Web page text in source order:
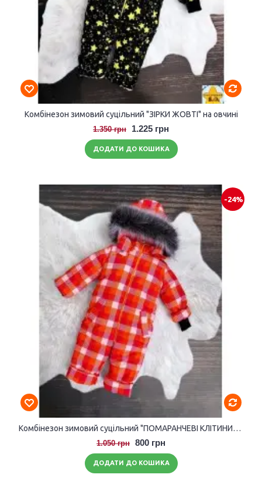
Комбінезон зимовий суцільний "ЗІРКИ ЖОВТІ" на овчині
1.350 грн 1.225 грн
ДОДАТИ ДО КОШИКА
-24%
Комбінезон зимовий суцільний "ПОМАРАНЧЕВІ КЛІТИНИ" на овчині
1.050 грн 800 грн
ДОДАТИ ДО КОШИКА